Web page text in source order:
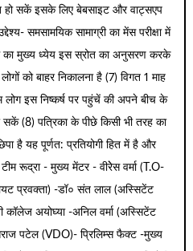
हो सकें इसके लिए बेबसाइट और वाट्सएप
समसामयिक सामाग्री का मेंस परीक्षा में
का मुख्य ध्येय इस स्रोत का अनुसरण करके
को बाहर निकालना है (7) विगत 1 माह
इस निष्कर्ष पर पहुंचें की अपने बीच के
सकें (8) पत्रिका के पीछे किसी भी तरह का
है यह पूर्णत: प्रतियोगी हित में है और
रूद्रा - मुख्य मेंटर - वीरेेस वर्मा (T.O-
प्रवक्ता) -डॉ० संत लाल (अस्सिटेंट
कॉलेज अयोघ्या -अनिल वर्मा (अस्सिटेंट
पटेल (VDO)- प्रिलिम्स फैक्ट -मुख्य